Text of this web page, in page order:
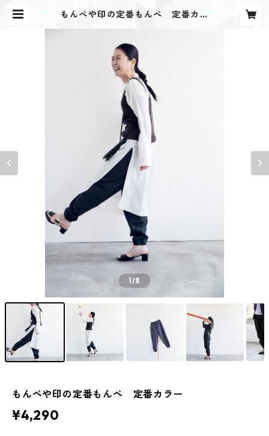
もんぺや印の定番もんぺ 定番カラ
1/8
もんぺや印の定番もんぺ 定番カラー
¥4,290